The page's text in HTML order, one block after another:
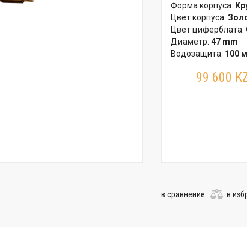
Форма корпуса:
Цвет корпуса:
Цвет циферблата:
Диаметр: 47 mm
Водозащита: 100
Гарантия: 24
99 600
в сравнение: в